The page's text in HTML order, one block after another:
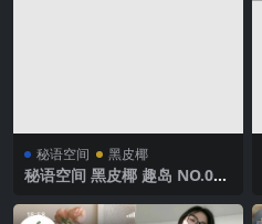
秘语空间 黑皮椰
秘语空间 黑皮椰 趣岛 NO.009
整版